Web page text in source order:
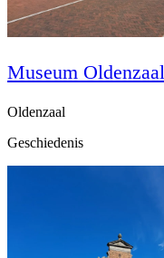
Museum Oldenzaal
Oldenzaal
Geschiedenis